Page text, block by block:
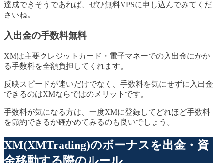
達成できそうであれば、ぜひ無料VPSに申し込んでみてくだ
さいね。
入出金の手数料無料
XMは主要クレジットカード・電子マネーでの入出金にかか
る手数料を全額負担してくれます。
反映スピードが速いだけでなく、手数料を気にせずに入出金
できるのはXMならではのメリットです。
手数料が気になる方は、一度XMに登録してどれほど手数料
を節約できるか確かめてみるのも良いでしょう。
XM(XMTrading)のボーナスを出金・資
金移動する際のルール